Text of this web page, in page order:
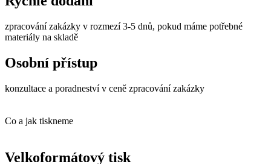
zpracování zakázky v rozmezí 3-5 dnů, pokud máme potřebné
materiály na skladě
Osobní přístup
konzultace a poradneství v ceně zpracování zakázky
Co a jak tiskneme
Velkoformátový tisk